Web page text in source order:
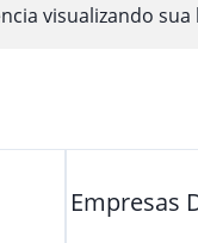
visualizando
Empresas